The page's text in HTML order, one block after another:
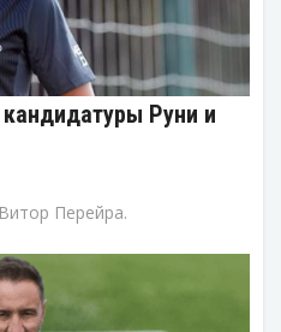
Руни и
Перейра.